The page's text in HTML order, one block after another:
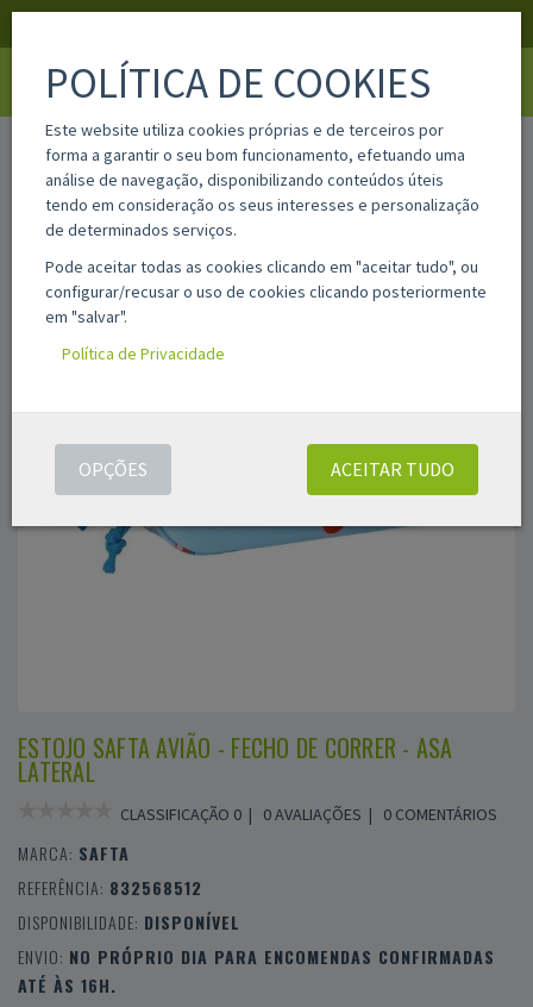
home 832568512
ESTOJO SAFTA AVIÃO - FECHO DE CORRER - ASA
LATERAL
CLASSIFICAÇÃO 0 | 0 AVALIAÇÕES | 0 COMENTÁRIOS
MARCA: SAFTA
REFERÊNCIA: 832568512
DISPONIBILIDADE: DISPONÍVEL
ENVIO: NO PRÓPRIO DIA PARA ENCOMENDAS CONFIRMADAS
ATÉ ÀS 16H.
POLÍTICA DE COOKIES
Este website utiliza cookies próprias e de terceiros por
forma a garantir o seu bom funcionamento, efetuando uma
análise de navegação, disponibilizando conteúdos úteis
tendo em consideração os seus interesses e personalização
de determinados serviços.
Pode aceitar todas as cookies clicando em "aceitar tudo", ou
configurar/recusar o uso de cookies clicando posteriormente
em "salvar".
Política de Privacidade
ACEITAR TUDO
OPÇÕES